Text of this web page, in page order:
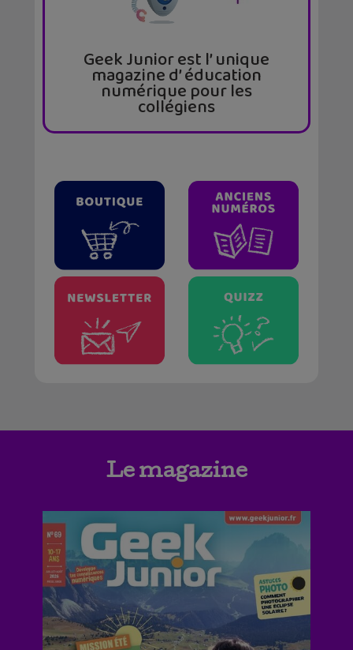
Geek Junior est l’ unique
magazine d’ éducation
numérique pour les
collégiens
Le magazine